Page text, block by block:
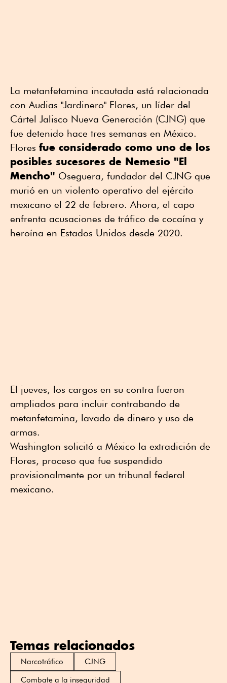
La metanfetamina incautada está relacionada
con Audias "Jardinero" Flores, un líder del
Cártel Jalisco Nueva Generación (CJNG) que
fue detenido hace tres semanas en México.
Flores fue considerado como uno de los
posibles sucesores de Nemesio "El
Mencho" Oseguera, fundador del CJNG que
murió en un violento operativo del ejército
mexicano el 22 de febrero. Ahora, el capo
enfrenta acusaciones de tráfico de cocaína y
heroína en Estados Unidos desde 2020.
El jueves, los cargos en su contra fueron
ampliados para incluir contrabando de
metanfetamina, lavado de dinero y uso de
armas.
Washington solicitó a México la extradición de
Flores, proceso que fue suspendido
provisionalmente por un tribunal federal
mexicano.
Temas relacionados
Narcotráfico
CJNG
Combate a la inseguridad